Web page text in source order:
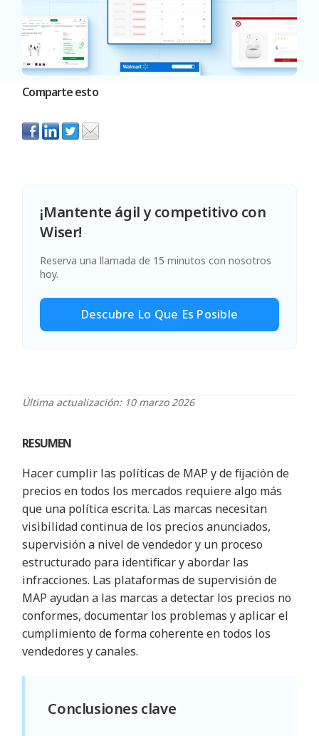
Comparte esto
¡Mantente ágil y competitivo con
Wiser!
Reserva una llamada de 15 minutos con nosotros
hoy.
Descubre Lo Que Es Posible
Última actualización: 10 marzo 2026
RESUMEN
Hacer cumplir las políticas de MAP y de fijación de
precios en todos los mercados requiere algo más
que una política escrita. Las marcas necesitan
visibilidad continua de los precios anunciados,
supervisión a nivel de vendedor y un proceso
estructurado para identificar y abordar las
infracciones. Las plataformas de supervisión de
MAP ayudan a las marcas a detectar los precios no
conformes, documentar los problemas y aplicar el
cumplimiento de forma coherente en todos los
vendedores y canales.
Conclusiones clave